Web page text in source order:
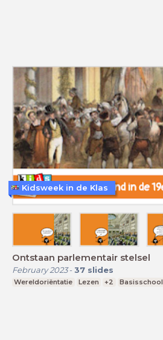
Ontstaan parlementair stelsel
February 2023- 37 slides
Wereldoriëntatie Lezen +2 Basisschool
Kidsweek in de Klas